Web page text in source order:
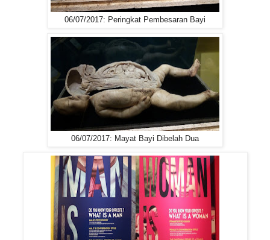
06/07/2017: Peringkat Pembesaran Bayi
06/07/2017: Mayat Bayi Dibelah Dua